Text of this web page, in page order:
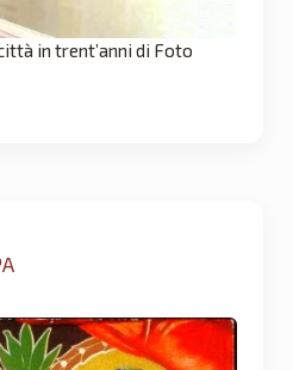
in trent’anni di Foto